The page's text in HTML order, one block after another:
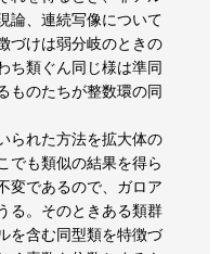
論、連続写像について
づけは弱分岐のときの
ち類ぐん同じ様は準同
ものたちが整数環の同
られた方法を拡大体の
でも類似の結果を得ら
変であるので、ガロア
る。そのときある類群
を含む同型類を特徴づ